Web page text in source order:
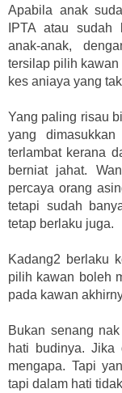
Apabila anak
IPTA atau sudah
anak-anak,
tersilap pilih kawan
kes aniaya yang
Yang paling risau
yang
terlambat kerana
berniat jahat.
percaya orang
tetapi sudah
tetap berlaku juga.
Kadang2 berlaku
pilih kawan boleh
pada kawan
Bukan senang
hati budinya. Jika
mengapa. Tapi
tapi dalam hati